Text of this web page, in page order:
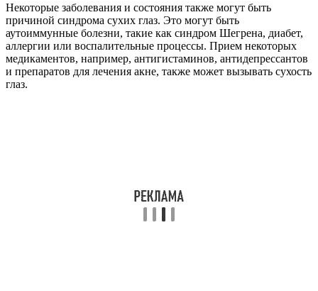
Некоторые заболевания и состояния также могут быть
причиной синдрома сухих глаз. Это могут быть
аутоиммунные болезни, такие как синдром Шегрена, диабет,
аллергии или воспалительные процессы. Прием некоторых
медикаментов, например, антигистаминов, антидепрессантов
и препаратов для лечения акне, также может вызывать сухость
глаз.